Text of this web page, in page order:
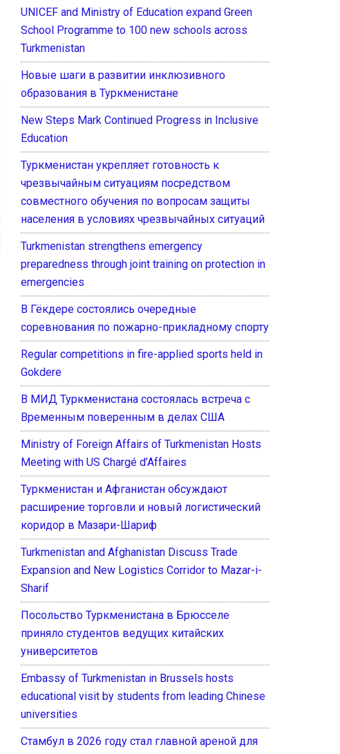
UNICEF and Ministry of Education expand Green
School Programme to 100 new schools across
Turkmenistan
Новые шаги в развитии инклюзивного
образования в Туркменистане
New Steps Mark Continued Progress in Inclusive
Education
Туркменистан укрепляет готовность к
чрезвычайным ситуациям посредством
совместного обучения по вопросам защиты
населения в условиях чрезвычайных ситуаций
Turkmenistan strengthens emergency
preparedness through joint training on protection in
emergencies
В Гёкдере состоялись очередные
соревнования по пожарно-прикладному спорту
Regular competitions in fire-applied sports held in
Gokdere
В МИД Туркменистана состоялась встреча с
Временным поверенным в делах США
Ministry of Foreign Affairs of Turkmenistan Hosts
Meeting with US Chargé d’Affaires
Туркменистан и Афганистан обсуждают
расширение торговли и новый логистический
коридор в Мазари-Шариф
Turkmenistan and Afghanistan Discuss Trade
Expansion and New Logistics Corridor to Mazar-i-
Sharif
Посольство Туркменистана в Брюсселе
приняло студентов ведущих китайских
университетов
Embassy of Turkmenistan in Brussels hosts
educational visit by students from leading Chinese
universities
Стамбул в 2026 году стал главной ареной для